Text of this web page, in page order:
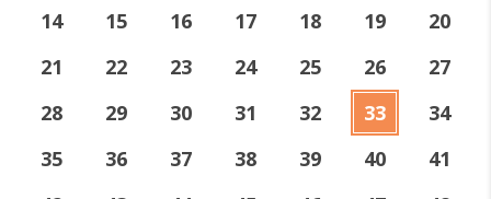
14
15 16 17 18 19
20
21
22 23 24 25 26
27
28
29 30 31 32 33
34
35
36 37 38 39 40
41